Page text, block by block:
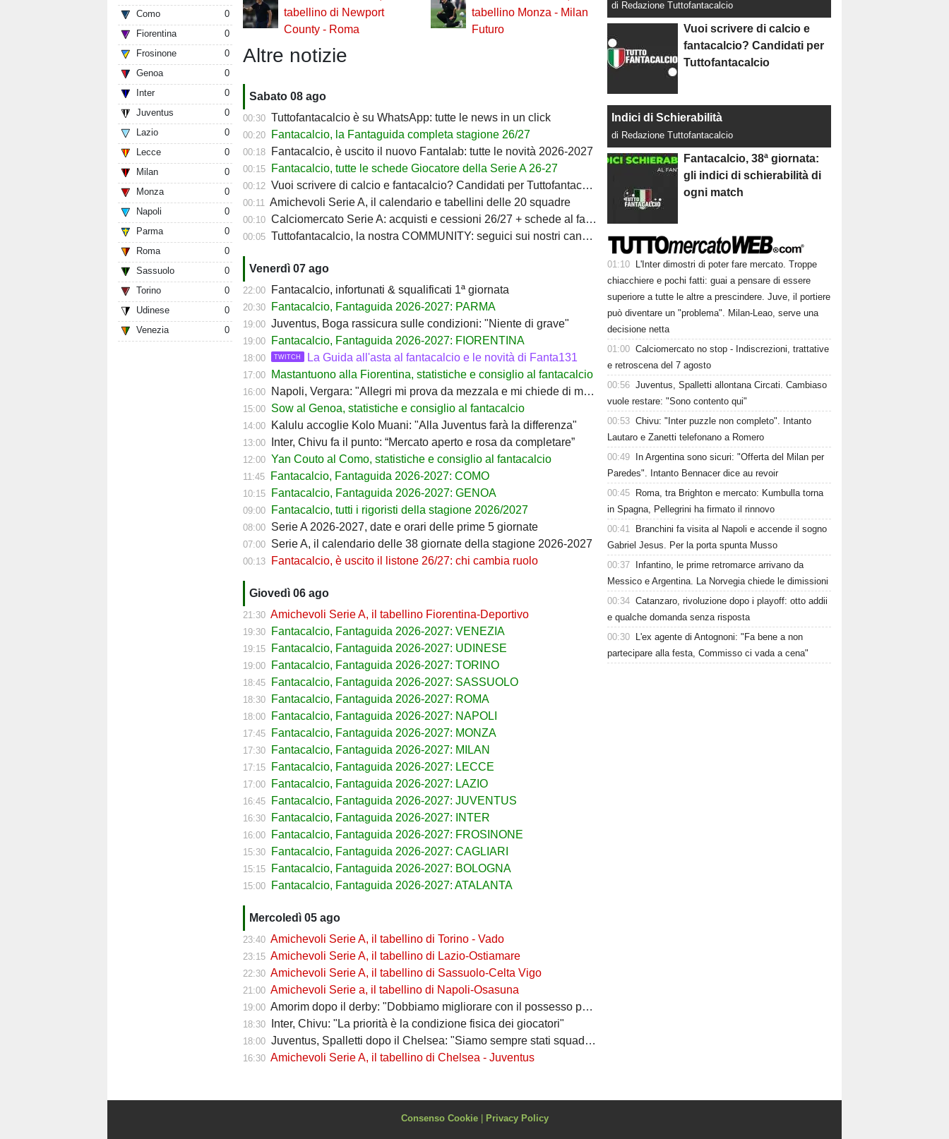
Como
0
Fiorentina
0
Frosinone
0
Genoa
0
Inter
0
Juventus
0
Lazio
0
Lecce
0
Milan
0
Monza
0
Napoli
0
Parma
0
Roma
0
Sassuolo
0
Torino
0
Udinese
0
Venezia
0
tabellino di Newport
County - Roma
tabellino Monza - Milan
Futuro
Altre notizie
Sabato 08 ago
00:30 Tuttofantacalcio è su WhatsApp: tutte le news in un click
00:20 Fantacalcio, la Fantaguida completa stagione 26/27
00:18 Fantacalcio, è uscito il nuovo Fantalab: tutte le novità 2026-2027
00:15 Fantacalcio, tutte le schede Giocatore della Serie A 26-27
00:12 Vuoi scrivere di calcio e fantacalcio? Candidati per Tuttofantacalcio
00:11 Amichevoli Serie A, il calendario e tabellini delle 20 squadre
00:10 Calciomercato Serie A: acquisti e cessioni 26/27 + schede al fantacalcio
00:05 Tuttofantacalcio, la nostra COMMUNITY: seguici sui nostri canali social
Venerdì 07 ago
22:00 Fantacalcio, infortunati & squalificati 1ª giornata
20:30 Fantacalcio, Fantaguida 2026-2027: PARMA
19:00 Juventus, Boga rassicura sulle condizioni: "Niente di grave"
19:00 Fantacalcio, Fantaguida 2026-2027: FIORENTINA
18:00 TWITCH La Guida all'asta al fantacalcio e le novità di Fanta131
17:00 Mastantuono alla Fiorentina, statistiche e consiglio al fantacalcio
16:00 Napoli, Vergara: "Allegri mi prova da mezzala e mi chiede di migliorare"
15:00 Sow al Genoa, statistiche e consiglio al fantacalcio
14:00 Kalulu accoglie Kolo Muani: "Alla Juventus farà la differenza"
13:00 Inter, Chivu fa il punto: “Mercato aperto e rosa da completare”
12:00 Yan Couto al Como, statistiche e consiglio al fantacalcio
11:45 Fantacalcio, Fantaguida 2026-2027: COMO
10:15 Fantacalcio, Fantaguida 2026-2027: GENOA
09:00 Fantacalcio, tutti i rigoristi della stagione 2026/2027
08:00 Serie A 2026-2027, date e orari delle prime 5 giornate
07:00 Serie A, il calendario delle 38 giornate della stagione 2026-2027
00:13 Fantacalcio, è uscito il listone 26/27: chi cambia ruolo
Giovedì 06 ago
21:30 Amichevoli Serie A, il tabellino Fiorentina-Deportivo
19:30 Fantacalcio, Fantaguida 2026-2027: VENEZIA
19:15 Fantacalcio, Fantaguida 2026-2027: UDINESE
19:00 Fantacalcio, Fantaguida 2026-2027: TORINO
18:45 Fantacalcio, Fantaguida 2026-2027: SASSUOLO
18:30 Fantacalcio, Fantaguida 2026-2027: ROMA
18:00 Fantacalcio, Fantaguida 2026-2027: NAPOLI
17:45 Fantacalcio, Fantaguida 2026-2027: MONZA
17:30 Fantacalcio, Fantaguida 2026-2027: MILAN
17:15 Fantacalcio, Fantaguida 2026-2027: LECCE
17:00 Fantacalcio, Fantaguida 2026-2027: LAZIO
16:45 Fantacalcio, Fantaguida 2026-2027: JUVENTUS
16:30 Fantacalcio, Fantaguida 2026-2027: INTER
16:00 Fantacalcio, Fantaguida 2026-2027: FROSINONE
15:30 Fantacalcio, Fantaguida 2026-2027: CAGLIARI
15:15 Fantacalcio, Fantaguida 2026-2027: BOLOGNA
15:00 Fantacalcio, Fantaguida 2026-2027: ATALANTA
Mercoledì 05 ago
23:40 Amichevoli Serie A, il tabellino di Torino - Vado
23:15 Amichevoli Serie A, il tabellino di Lazio-Ostiamare
22:30 Amichevoli Serie A, il tabellino di Sassuolo-Celta Vigo
21:00 Amichevoli Serie a, il tabellino di Napoli-Osasuna
19:00 Amorim dopo il derby: "Dobbiamo migliorare con il possesso palla"
18:30 Inter, Chivu: "La priorità è la condizione fisica dei giocatori"
18:00 Juventus, Spalletti dopo il Chelsea: "Siamo sempre stati squadra"
16:30 Amichevoli Serie A, il tabellino di Chelsea - Juventus
di Redazione Tuttofantacalcio
Vuoi scrivere di calcio e
fantacalcio? Candidati per
Tuttofantacalcio
Indici di Schierabilità
di Redazione Tuttofantacalcio
Fantacalcio, 38ª giornata:
gli indici di schierabilità di
ogni match
01:10
L'Inter dimostri di poter fare mercato. Troppe
chiacchiere e pochi fatti: guai a pensare di essere
superiore a tutte le altre a prescindere. Juve, il portiere
può diventare un "problema". Milan-Leao, serve una
decisione netta
01:00 Calciomercato no stop - Indiscrezioni, trattative
e retroscena del 7 agosto
00:56 Juventus, Spalletti allontana Circati. Cambiaso
vuole restare: "Sono contento qui"
00:53 Chivu: "Inter puzzle non completo". Intanto
Lautaro e Zanetti telefonano a Romero
00:49
In Argentina sono sicuri: "Offerta del Milan per
Paredes". Intanto Bennacer dice au revoir
00:45
Roma, tra Brighton e mercato: Kumbulla torna
in Spagna, Pellegrini ha firmato il rinnovo
00:41
Branchini fa visita al Napoli e accende il sogno
Gabriel Jesus. Per la porta spunta Musso
00:37
Infantino, le prime retromarce arrivano da
Messico e Argentina. La Norvegia chiede le dimissioni
00:34 Catanzaro, rivoluzione dopo i playoff: otto addii
e qualche domanda senza risposta
00:30
L'ex agente di Antognoni: "Fa bene a non
partecipare alla festa, Commisso ci vada a cena"
Consenso Cookie| Privacy Policy